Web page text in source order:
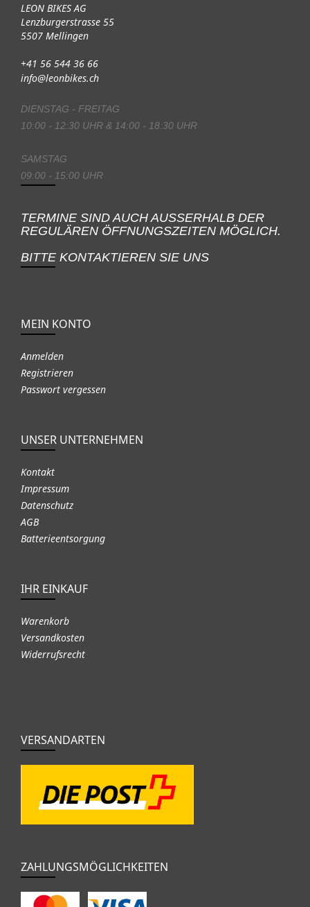
LEON BIKES AG
Lenzburgerstrasse 55
5507 Mellingen
+41 56 544 36 66
info@leonbikes.ch
DIENSTAG - FREITAG
10:00 - 12:30 UHR & 14:00 - 18:30 UHR
SAMSTAG
09:00 - 15:00 UHR
TERMINE SIND AUCH AUSSERHALB DER
REGULÄREN ÖFFNUNGSZEITEN MÖGLICH.
BITTE KONTAKTIEREN SIE UNS
MEIN KONTO
Anmelden
Registrieren
Passwort vergessen
UNSER UNTERNEHMEN
Kontakt
Impressum
Datenschutz
AGB
Batterieentsorgung
IHR EINKAUF
Warenkorb
Versandkosten
Widerrufsrecht
VERSANDARTEN
ZAHLUNGSMÖGLICHKEITEN